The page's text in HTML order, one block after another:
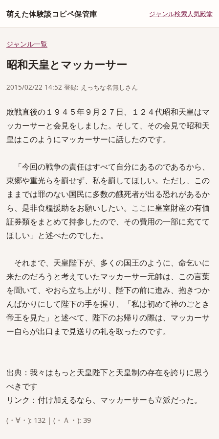
萌えた体験談コピペ保管庫 ジャンル検索人気殿堂
ジャンル一覧
昭和天皇とマッカーサー
2015/02/22 14:52 登録: えっちな名無しさん
敗戦直後の１９４５年９月２７日、１２４代昭和天皇はマ
ッカーサーと会見をしました。そして、その会見で昭和天
皇はこのようにマッカーサーに話したのです。
「今回の戦争の責任はすべて自分にあるのであるから、
東郷や重光らを罰せず、私を罰してほしい。ただし、この
ままでは罪のない国民に多数の餓死者が出る恐れがあるか
ら、是非食糧援助をお願いしたい。ここに皇室財産の有価
証券類をまとめて持参したので、その費用の一部に充てて
ほしい」と述べたのでした。
それまで、天皇陛下が、多くの国王のように、命乞いに
来たのだろうと考えていたマッカーサー元帥は、この言葉
を聞いて、やおら立ち上がり、陛下の前に進み、抱きつか
んばかりにして陛下の手を握り、「私は初めて神のごとき
帝王を見た」と述べて、陛下のお帰りの際は、マッカーサ
ー自らが出口まで見送りの礼を取ったのです。
出典：我々はもっと天皇陛下と天皇制の存在を誇りに思う
べきです
リンク：付け加えるなら、マッカーサーも立派だった。
(・∀・): 132 | (・Ａ・): 39